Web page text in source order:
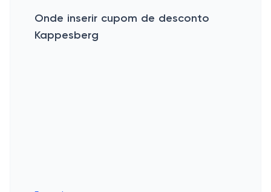
Onde inserir cupom de desconto
Kappesberg